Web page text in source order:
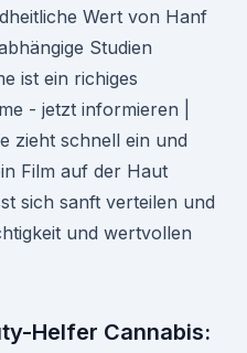
Wert von Hanf
Studien
ist ein richiges
- jetzt informieren |
zieht schnell ein und
Film auf der Haut
sich sanft verteilen und
und wertvollen
Helfer Cannabis: